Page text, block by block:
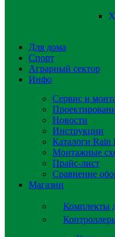
Для дома
Спорт
Аграрный сектор
Инфо
Сервис и
Новости
Инструкции
Каталоги Rain
Монтажные
Прайс-лист
Сравнение
Магазин
Комплекты